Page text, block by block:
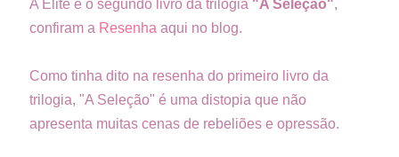
A Elite é o segundo livro da trilogia "A Seleção",
confiram a Resenha aqui no blog.
Como tinha dito na resenha do primeiro livro da
trilogia, "A Seleção" é uma distopia que não
apresenta muitas cenas de rebeliões e opressão.